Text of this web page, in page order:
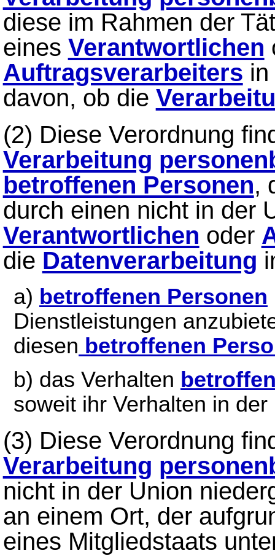
diese im Rahmen der
eines Verantwortlichen
Auftragsverarbeiters
davon, ob die
(2) Diese Verordnung
Verarbeitung
betroffenen Personen,
durch einen nicht in der
Verantwortlichen oder
die Datenverarbeitung
a) betroffenen Personen
Dienstleistungen
diesen betroffenen
b) das Verhalten
soweit ihr Verhalten in
(3) Diese Verordnung
Verarbeitung
nicht in der Union
an einem Ort, der
eines Mitgliedstaats